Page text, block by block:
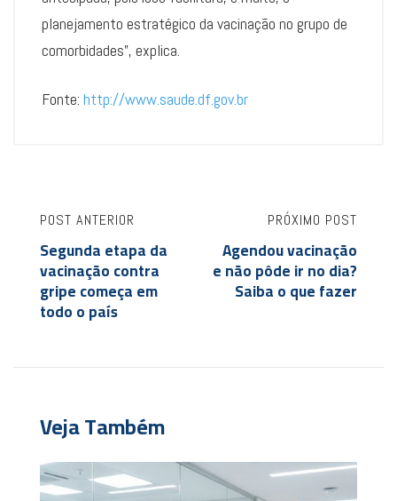
planejamento estratégico da vacinação no grupo de
comorbidades”, explica.
Fonte: http://www.saude.df.gov.br
POST ANTERIOR
Segunda etapa da
vacinação contra
gripe começa em
todo o país
PRÓXIMO POST
Agendou vacinação
e não pôde ir no dia?
Saiba o que fazer
Veja Também